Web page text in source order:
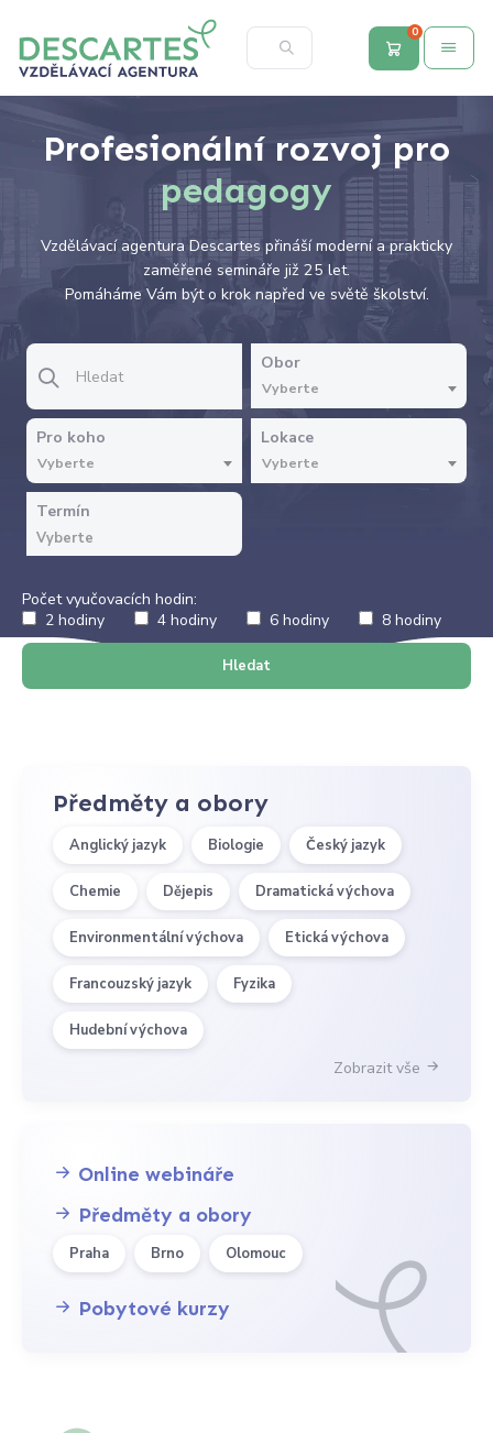
0
Profesionální rozvoj pro
pedagogy
Vzdělávací agentura Descartes přináší moderní a prakticky
zaměřené semináře již 25 let.
Pomáháme Vám být o krok napřed ve světě školství.
Obor
Vyberte
Pro koho
Vyberte
Lokace
Vyberte
Termín
Počet vyučovacích hodin:
2 hodiny
4 hodiny 6 hodiny 8 hodiny
Hledat
Předměty a obory
Anglický jazyk Biologie Český jazyk
Chemie Dějepis Dramatická výchova
Environmentální výchova Etická výchova
Francouzský jazyk Fyzika
Hudební výchova
Zobrazit vše
Online webináře
Předměty a obory
Praha Brno Olomouc
Pobytové kurzy